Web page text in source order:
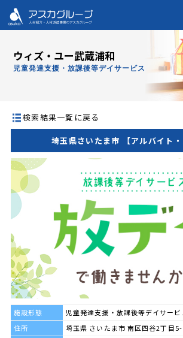
ウィズ・ユー武蔵浦和
児童発達支援・放課後等デイサービス
検索結果一覧に戻る
埼玉県さいたま市 【アルバイト・
施設形態
児童発達支援・放課後等デイサービ
住所
埼玉県 さいたま市 南区四谷2丁目